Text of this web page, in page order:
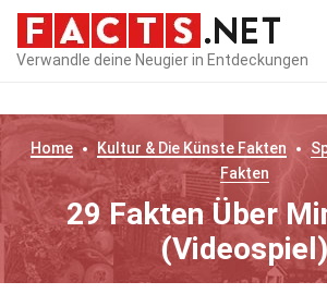
Verwandle deine Neugier in Entdeckungen
Home Kultur & Die Künste Fakten
Fakten
29 Fakten Über
(Videospiel)